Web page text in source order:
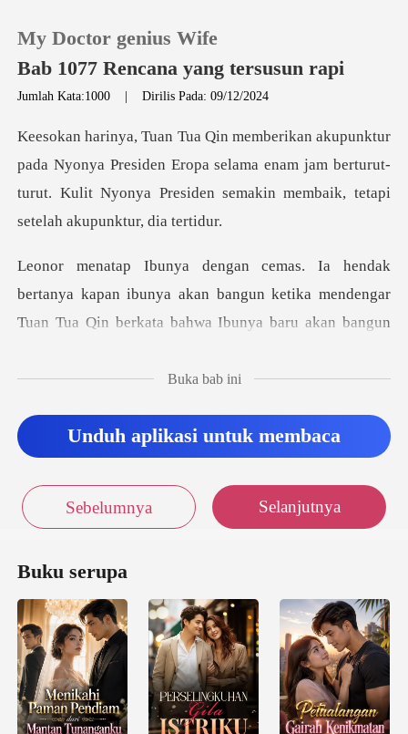
0
Pengisian Ulang
Keluar
My Doctor genius Wife
Bab 1077 Rencana yang tersusun rapi
Jumlah Kata:1000 |Dirilis Pada: 09/12/2024
a Presiden Eropa selama enam jam berturut-
turut. Kulit Nyonya P
ya kapan ibunya akan bangun ketika mendengar
Tuan Tu
Buka bab ini
Unduh aplikasi untuk membaca
Sebelumnya Selanjutnya
Buku serupa